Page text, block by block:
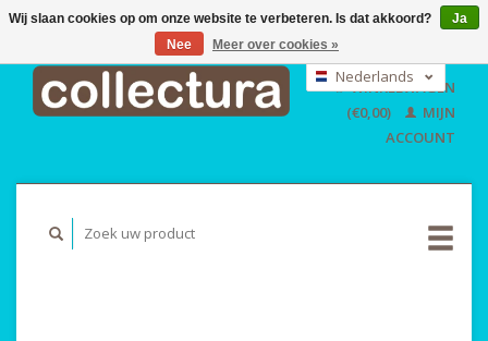
EUR
GBP
USD
Nederlands
English
WINKELWAGEN
(€0,00)
MIJN
ACCOUNT
Wij slaan cookies op om onze website te verbeteren. Is dat akkoord?
Ja
Nee
Meer over cookies »